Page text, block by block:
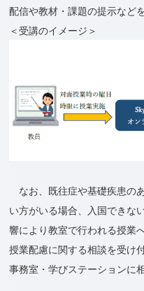
配信や教材・課題の提⽰など
＜受講のイメージ＞
なお、既往症や基礎疾患の
い方がいる場合、⼊国できな
響により教室で⾏われる授業
授業配慮に関する相談を受け
事務室・学びステーションに